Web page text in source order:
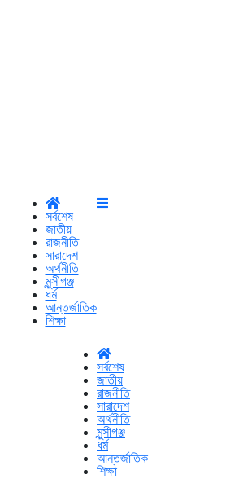
সর্বশেষ
জাতীয়
রাজনীতি
সারাদেশ
অর্থনীতি
মুন্সীগঞ্জ
ধর্ম
আন্তর্জাতিক
শিক্ষা
সর্বশেষ
জাতীয়
রাজনীতি
সারাদেশ
অর্থনীতি
মুন্সীগঞ্জ
ধর্ম
আন্তর্জাতিক
শিক্ষা